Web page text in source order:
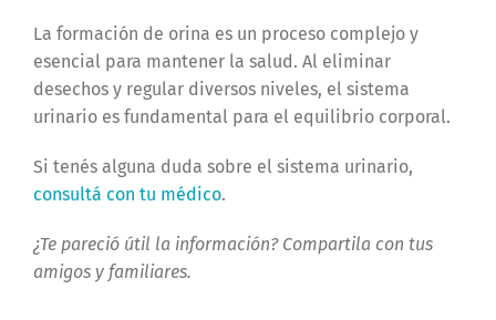
La formación de orina es un proceso complejo y
esencial para mantener la salud. Al eliminar
desechos y regular diversos niveles, el sistema
urinario es fundamental para el equilibrio corporal.
Si tenés alguna duda sobre el sistema urinario,
consultá con tu médico.
¿Te pareció útil la información? Compartila con tus
amigos y familiares.